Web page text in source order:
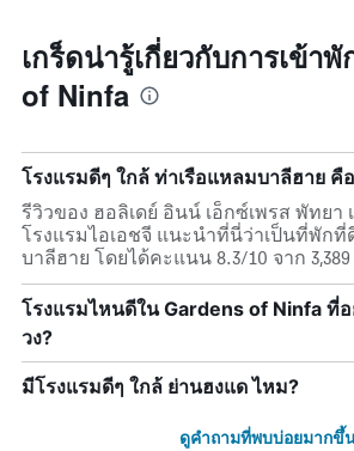
เกร็ดน่ารู้เกี่ยวกับการเข้า
of Ninfa
โรงแรมดีๆ ใกล้ ท่าเรือแหลมบาลีฮาย คื
รีวิวของ ฮอลิเดย์ อินน์ เอ็กซ์เพรส พัทยา
โรงแรมไอเอชจี แนะนำที่นี่ว่าเป็นที่พักที่
บาลีฮาย โดยได้คะแนน 8.3/10 จาก
โรงแรมไหนดีใน Gardens of Ninfa ที่อ
วง?
มีโรงแรมดีๆ ใกล้ ย่านฮงแด ไหม?
ดูคำถามที่พบบ่อยมากขึ้